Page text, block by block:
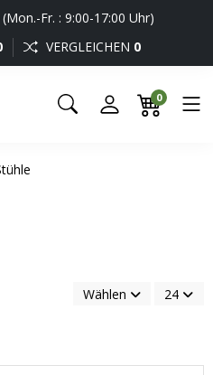
(Mon.-Fr. : 9:00-17:00 Uhr)
VERGLEICHEN 0
0
Wählen 24